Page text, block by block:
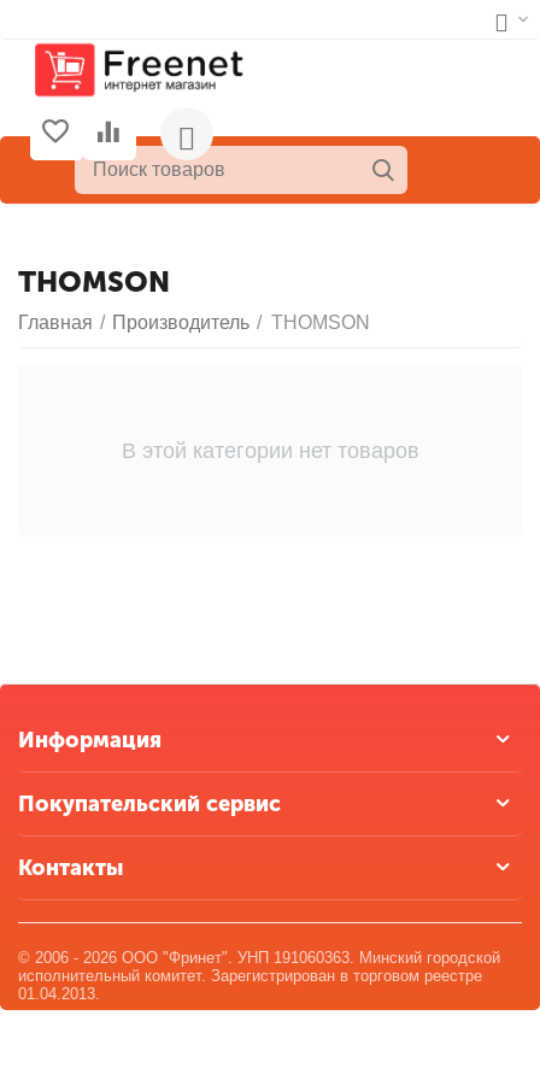
THOMSON
Главная / Производитель / THOMSON
В этой категории нет товаров
Информация
Покупательский сервис
Контакты
© 2006 - 2026 ООО "Фринет". УНП 191060363. Минский городской
исполнительный комитет. Зарегистрирован в торговом реестре
01.04.2013.